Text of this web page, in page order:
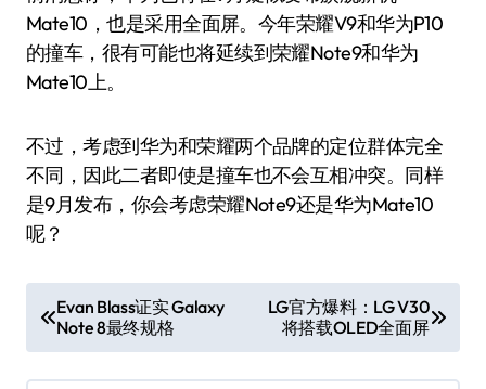
Mate10，也是采用全面屏。今年荣耀V9和华为P10
的撞车，很有可能也将延续到荣耀Note9和华为
Mate10上。
不过，考虑到华为和荣耀两个品牌的定位群体完全
不同，因此二者即使是撞车也不会互相冲突。同样
是9月发布，你会考虑荣耀Note9还是华为Mate10
呢？
章
导
Evan Blass证实 Galaxy
Note 8最终规格
LG官方爆料：LG V30
将搭载OLED全面屏